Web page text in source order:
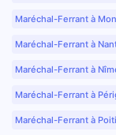
Maréchal-Ferrant à
Maréchal-Ferrant à
Maréchal-Ferrant à
Maréchal-Ferrant à
Maréchal-Ferrant à